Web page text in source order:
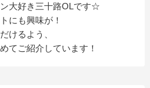
大好き三十路OLです☆
にも興味が！
けるよう、
てご紹介しています！